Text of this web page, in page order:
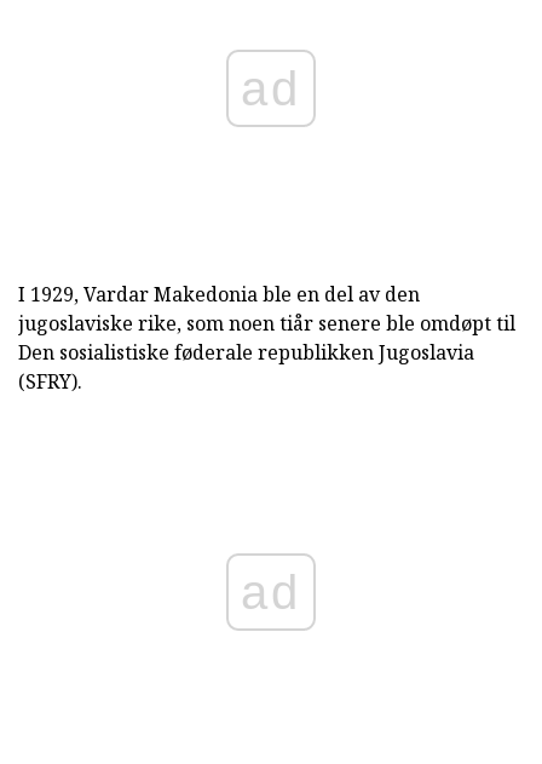
ad
I 1929, Vardar Makedonia ble en del av den
jugoslaviske rike, som noen tiår senere ble omdøpt til
Den sosialistiske føderale republikken Jugoslavia
(SFRY).
ad